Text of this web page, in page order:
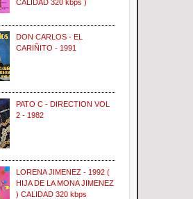
CALIDAD 320 kbps )
DON CARLOS - EL
CARIÑITO - 1991
PATO C - DIRECTION VOL
2 - 1982
LORENA JIMENEZ - 1992 (
HIJA DE LA MONA JIMENEZ
) CALIDAD 320 kbps